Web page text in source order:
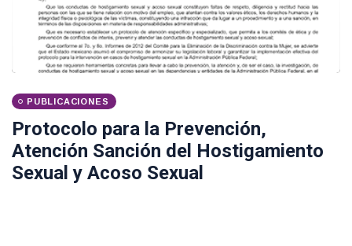
PUBLICACIONES
Protocolo para la Prevención,
Atención Sanción del Hostigamiento
Sexual y Acoso Sexual